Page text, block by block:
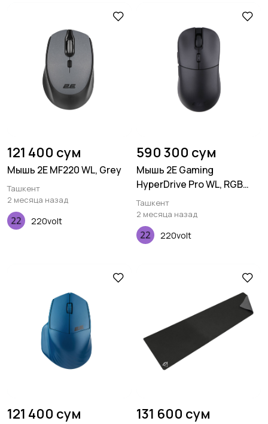
121 400 сум
Мышь 2E MF220 WL, Grey
Ташкент
2 месяца назад
220volt
590 300 сум
Мышь 2E Gaming
HyperDrive Pro WL, RGB
Black
Ташкент
2 месяца назад
220volt
121 400 сум 131 600 сум